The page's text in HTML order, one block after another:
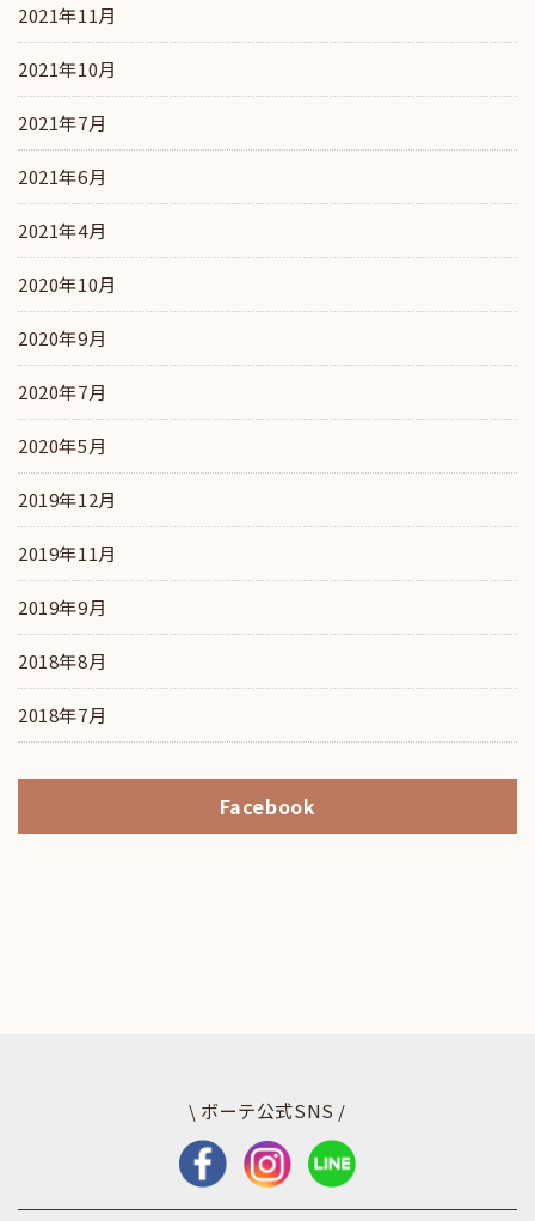
2021年11月
2021年10月
2021年7月
2021年6月
2021年4月
2020年10月
2020年9月
2020年7月
2020年5月
2019年12月
2019年11月
2019年9月
2018年8月
2018年7月
Facebook
\ ボーテ公式SNS /